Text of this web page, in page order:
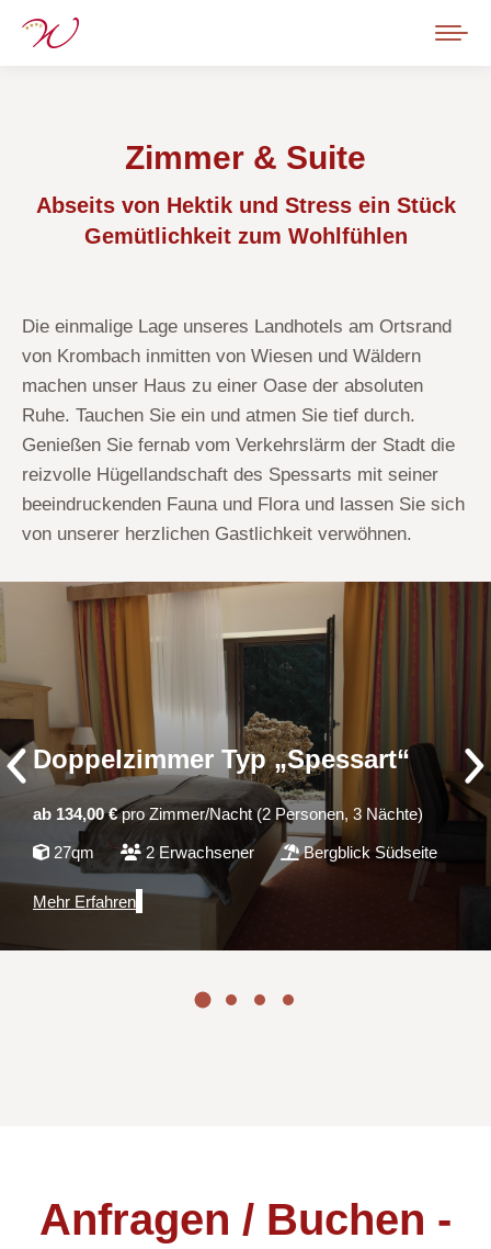
Zimmer & Suite
Abseits von Hektik und Stress ein Stück
Gemütlichkeit zum Wohlfühlen
Die einmalige Lage unseres Landhotels am Ortsrand
von Krombach inmitten von Wiesen und Wäldern
machen unser Haus zu einer Oase der absoluten
Ruhe. Tauchen Sie ein und atmen Sie tief durch.
Genießen Sie fernab vom Verkehrslärm der Stadt die
reizvolle Hügellandschaft des Spessarts mit seiner
beeindruckenden Fauna und Flora und lassen Sie sich
von unserer herzlichen Gastlichkeit verwöhnen.
Doppelzimmer Typ „Spessart“
ab 134,00 €pro Zimmer/Nacht (2 Personen, 3 Nächte)
27qm 2 Erwachsener Bergblick Südseite
Mehr Erfahren
Anfragen / Buchen -